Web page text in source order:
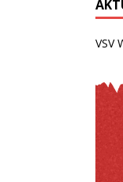
VSV